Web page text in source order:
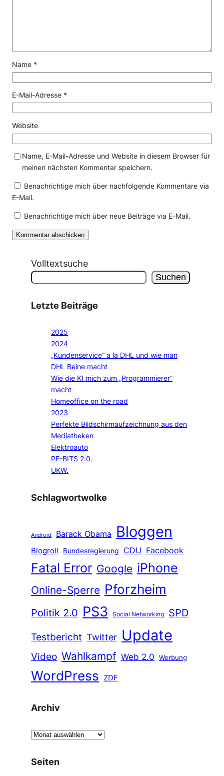
Name *
E-Mail-Adresse *
Website
Name, E-Mail-Adresse und Website in diesem Browser für
meinen nächsten Kommentar speichern.
Benachrichtige mich über nachfolgende Kommentare via
E-Mail.
Benachrichtige mich über neue Beiträge via E-Mail.
Volltextsuche
Suchen
Letzte Beiträge
2025
2024
„Kundenservice“ a la DHL und wie man
DHL Beine macht
Wie die KI mich zum „Programmierer“
macht
Homeoffice on the road
2023
Perfekte Bildschirmaufzeichnung aus den
Mediatheken
Elektroauto
PF-BITS 2.0.
UKW.
Schlagwortwolke
Android Barack Obama Bloggen
Blogroll Bundesregierung CDU Facebook
Fatal Error Google iPhone
Online-Sperre Pforzheim
Politik 2.0 PS3 Social Networking
SPD
Testbericht Twitter Update
Video Wahlkampf Web 2.0 Werbung
WordPress ZDF
Archiv
A
c
Seiten